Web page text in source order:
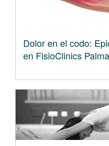
Dolor en el codo:
en FisioClinics Palma